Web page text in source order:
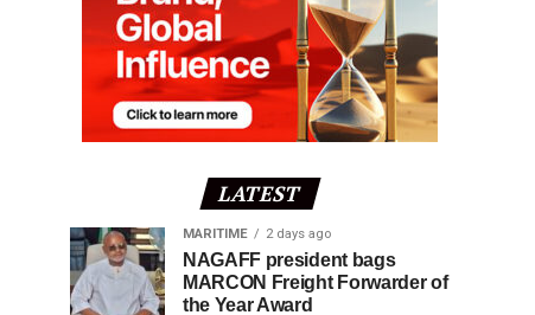
LATEST
MARITIME 2 days ago
NAGAFF president bags
MARCON Freight Forwarder of
the Year Award